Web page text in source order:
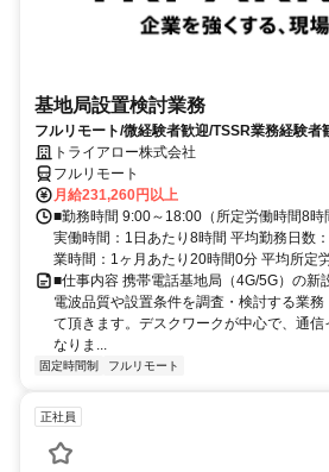
基地局設置検討業務
フルリモート/微経験者歓迎/TSSR業務経験者
トライアロー株式会社
フルリモート
月給231,260円以上
■勤務時間 9:00～18:00（所定労働時間8時
実働時間：1日あたり8時間 平均勤務日数
業時間：1ヶ月あたり20時間0分 平均所定労
■仕事内容 携帯電話基地局（4G/5G）の新
電波品質や設置条件を調査・検討する業
て頂きます。デスクワークが中心で、通
なりま...
固定時間制 フルリモート
正社員